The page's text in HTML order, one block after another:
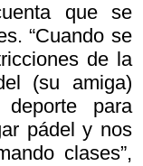
que se
“Cuando se
de la
(su amiga)
para
pádel y nos
clases”,